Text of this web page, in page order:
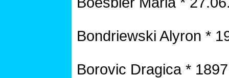
Bondriewski Alyron *
Borovic Dragica *